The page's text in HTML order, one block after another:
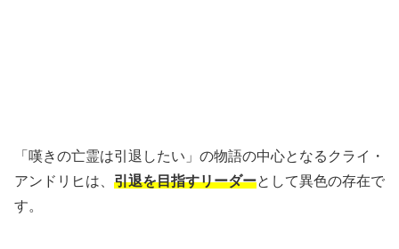
「嘆きの亡霊は引退したい」の物語の中心となるクライ・
アンドリヒは、 引退を目指すリーダーとして異色の存在で
す。